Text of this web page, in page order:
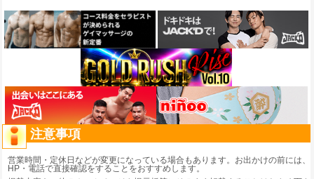
注意事項
営業時間・定休日などが変更になっている場合もあります。お出かけの前には、
HP・電話で直接確認をすることをおすすめします。